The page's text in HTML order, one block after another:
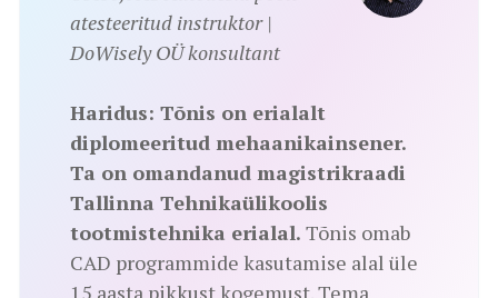
atesteeritud instruktor |
DoWisely OÜ konsultant
Haridus: Tõnis on erialalt
diplomeeritud mehaanikainsener.
Ta on omandanud magistrikraadi
Tallinna Tehnikaülikoolis
tootmistehnika erialal. Tõnis omab
CAD programmide kasutamise alal üle
15 aasta pikkust kogemust. Tema